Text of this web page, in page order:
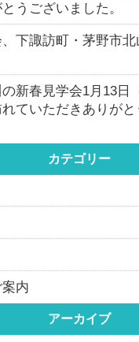
うございました。
下諏訪町・茅野市北
新春見学会1月13日
れていただきありが
カテゴリー
内
アーカイブ